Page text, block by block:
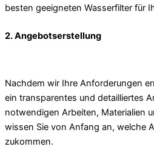
besten geeigneten Wasserfilter für
2. Angebotserstellung
Nachdem wir Ihre Anforderungen
ein transparentes und detailliertes
notwendigen Arbeiten, Materialien
wissen Sie von Anfang an, welche
zukommen.